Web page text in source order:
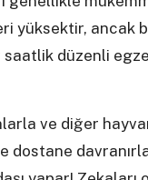
yüksektir, ancak
saatlik düzenli
ve diğer
dostane